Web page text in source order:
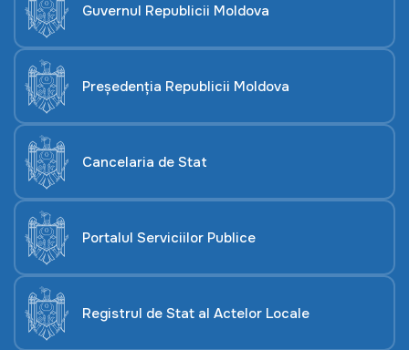
Guvernul Republicii Moldova
Președenția Republicii Moldova
Cancelaria de Stat
Portalul Serviciilor Publice
Registrul de Stat al Actelor Locale